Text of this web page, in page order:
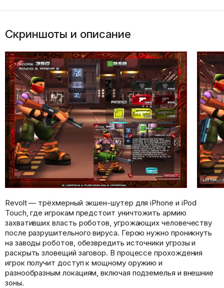
Скриншоты и описание
Revolt — трёхмерный экшен-шутер для iPhone и iPod
Touch, где игрокам предстоит уничтожить армию
захвативших власть роботов, угрожающих человечеству
после разрушительного вируса. Герою нужно проникнуть
на заводы роботов, обезвредить источники угрозы и
раскрыть зловещий заговор. В процессе прохождения
игрок получит доступ к мощному оружию и
разнообразным локациям, включая подземелья и внешние
зоны.